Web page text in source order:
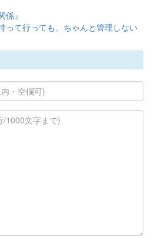
』
って行っても、ちゃんと管理しない